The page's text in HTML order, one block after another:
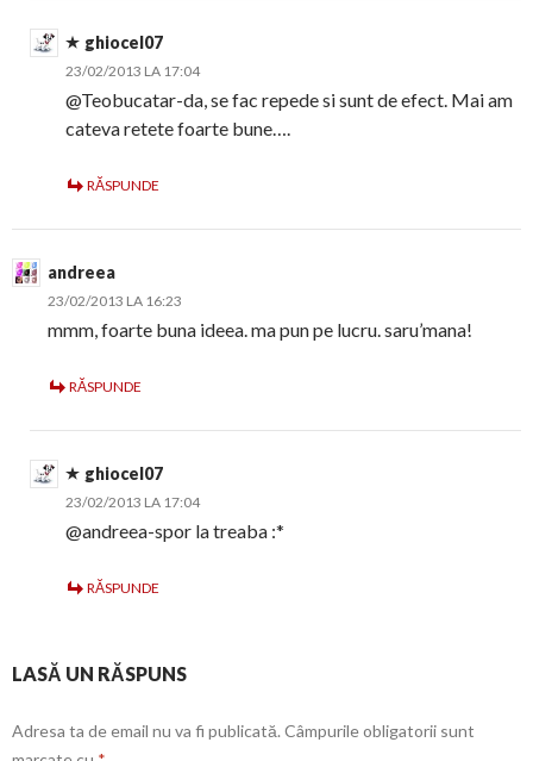
ghiocel07
23/02/2013 LA 17:04
@Teobucatar-da, se fac repede si sunt de efect. Mai am
cateva retete foarte bune….
RĂSPUNDE
andreea
23/02/2013 LA 16:23
mmm, foarte buna ideea. ma pun pe lucru. saru’mana!
RĂSPUNDE
ghiocel07
23/02/2013 LA 17:04
@andreea-spor la treaba :*
RĂSPUNDE
LASĂ UN RĂSPUNS
Adresa ta de email nu va fi publicată. Câmpurile obligatorii sunt